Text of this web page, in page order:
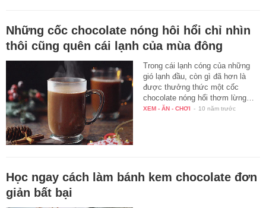
Những cốc chocolate nóng hôi hổi chỉ nhìn
thôi cũng quên cái lạnh của mùa đông
Trong cái lạnh cóng của những
gió lạnh đầu, còn gì đã hơn là
được thưởng thức một cốc
chocolate nóng hổi thơm lừng…
XEM - ĂN - CHƠI - 10 năm trước
Học ngay cách làm bánh kem chocolate đơn
giản bất bại